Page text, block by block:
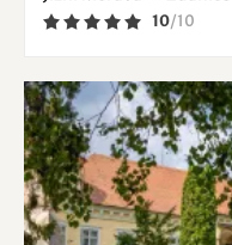
10/10